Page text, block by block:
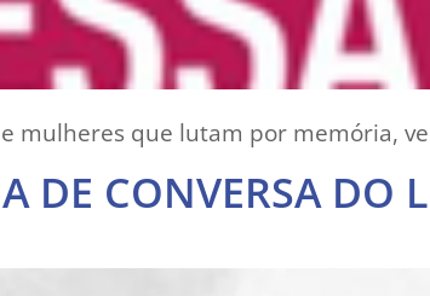
mulheres que lutam por memória,
DE CONVERSA DO